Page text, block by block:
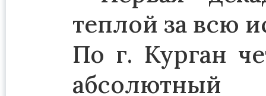
теплой за всю
По г. Курган